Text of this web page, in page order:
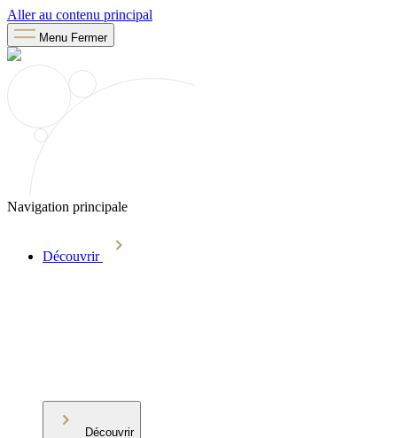
Aller au contenu principal
Menu Fermer
Navigation principale
Découvrir
Découvrir